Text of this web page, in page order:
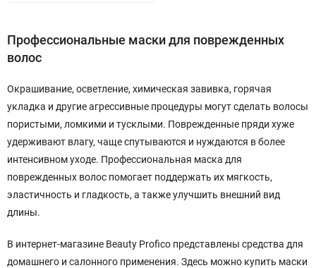
Профессиональные маски для поврежденных
волос
Окрашивание, осветление, химическая завивка, горячая
укладка и другие агрессивные процедуры могут сделать волосы
пористыми, ломкими и тусклыми. Поврежденные пряди хуже
удерживают влагу, чаще спутываются и нуждаются в более
интенсивном уходе. Профессиональная маска для
поврежденных волос помогает поддержать их мягкость,
эластичность и гладкость, а также улучшить внешний вид
длины.
В интернет-магазине Beauty Profico представлены средства для
домашнего и салонного применения. Здесь можно купить маски